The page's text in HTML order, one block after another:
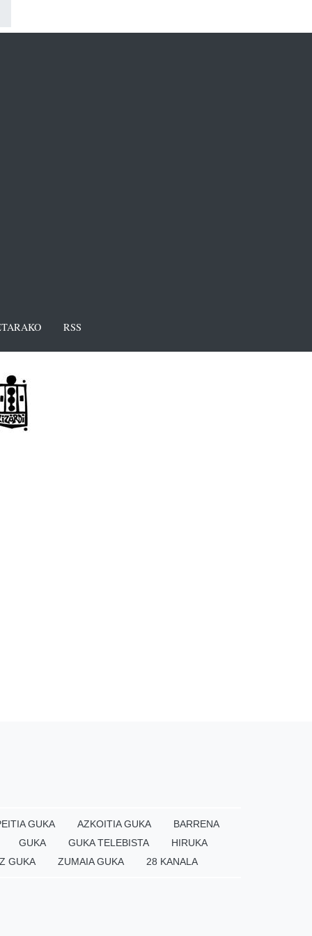
RSS
GUKA AZKOITIA GUKA
BARRENA
GUKA GUKA TELEBISTA
HIRUKA
GUKA ZUMAIA GUKA 28 KANALA